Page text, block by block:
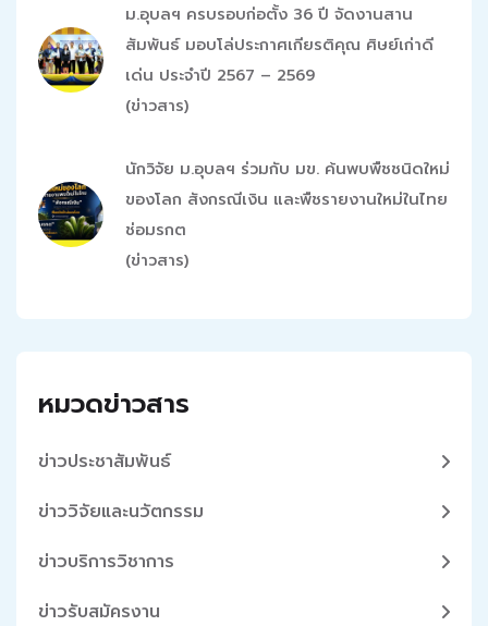
ม.อุบลฯ ครบรอบก่อตั้ง 36 ปี จัดงานสาน
สัมพันธ์ มอบโล่ประกาศเกียรติคุณ ศิษย์เก่าดี
เด่น ประจำปี 2567 – 2569
(ข่าวสาร)
นักวิจัย ม.อุบลฯ ร่วมกับ มข. ค้นพบพืชชนิดใหม่
ของโลก สังกรณีเงิน และพืชรายงานใหม่ในไทย
ช่อมรกต
(ข่าวสาร)
หมวดข่าวสาร
ข่าวประชาสัมพันธ์
ข่าววิจัยและนวัตกรรม
ข่าวบริการวิชาการ
ข่าวรับสมัครงาน